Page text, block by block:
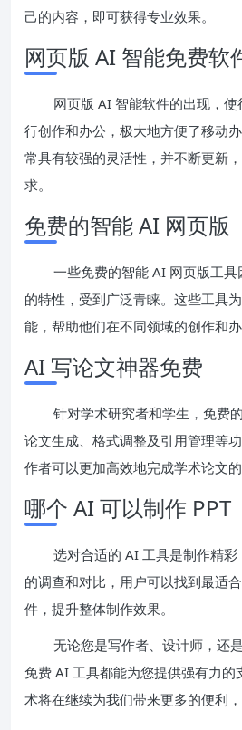
己的内容，即可获得专业效果。
网页版 AI 智能免费软
网页版 AI 智能软件的出现，
行创作和办公，极大地方便了移动
常具有较强的灵活性，并不断更新
求。
免费的智能 AI 网页版
一些免费的智能 AI 网页版工
的特性，受到广泛青睐。这些工具
能，帮助他们在不同领域的创作和办
AI 写论文神器免费
针对学术研究者和学生，免费
论文生成、格式调整及引用管理等
作者可以更加高效地完成学术论文的
哪个 AI 可以制作 PPT
选对合适的 AI 工具是制作精彩
的调查和对比，用户可以找到最适
件，提升整体制作效果。
无论您是写作者、设计师，还
免费 AI 工具都能为您提供强有力的
术将在继续为我们带来更多的便利